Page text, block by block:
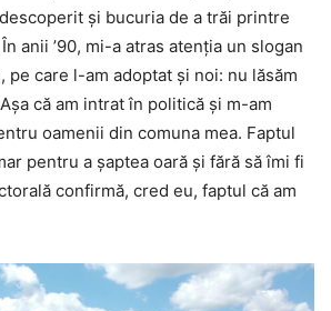
și bucuria de a trăi printre
anii ’90, mi-a atras atenția un slogan
pe care l-am adoptat și noi: nu lăsăm
că am intrat în politică și m-am
oamenii din comuna mea. Faptul
pentru a șaptea oară și fără să îmi fi
confirmă, cred eu, faptul că am